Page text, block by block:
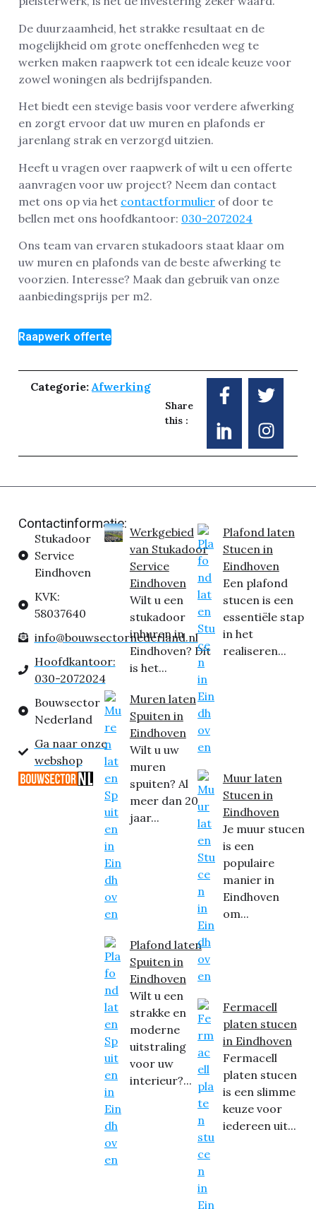
De duurzaamheid, het strakke resultaat en de
mogelijkheid om grote oneffenheden weg te
werken maken raapwerk tot een ideale keuze voor
zowel woningen als bedrijfspanden.
Het biedt een stevige basis voor verdere afwerking
en zorgt ervoor dat uw muren en plafonds er
jarenlang strak en verzorgd uitzien.
Heeft u vragen over raapwerk of wilt u een offerte
aanvragen voor uw project? Neem dan contact
met ons op via het contactformulier of door te
bellen met ons hoofdkantoor: 030-2072024
Ons team van ervaren stukadoors staat klaar om
uw muren en plafonds van de beste afwerking te
voorzien. Interesse? Maak dan gebruik van onze
aanbiedingsprijs per m2.
Raapwerk offerte
Categorie: Afwerking
Share
this :
Contactinformatie:
Stukadoor
Service
Eindhoven
KVK:
58037640
info@bouwsectornederland.nl
Hoofdkantoor:
030-2072024
Bouwsector
Nederland
Ga naar onze
webshop
Werkgebied
van Stukadoor
Service
Eindhoven
Wilt u een
stukadoor
inhuren in
Eindhoven? Dit
is het...
Muren laten
Spuiten in
Eindhoven
Wilt u uw
muren
spuiten? Al
meer dan 20
jaar...
Plafond laten
Spuiten in
Eindhoven
Wilt u een
strakke en
moderne
uitstraling
voor uw
interieur?...
Plafond laten
Stucen in
Eindhoven
Een plafond
stucen is een
essentiële stap
in het
realiseren...
Muur laten
Stucen in
Eindhoven
Je muur stucen
is een
populaire
manier in
Eindhoven
om...
Fermacell
platen stucen
in Eindhoven
Fermacell
platen stucen
is een slimme
keuze voor
iedereen uit...